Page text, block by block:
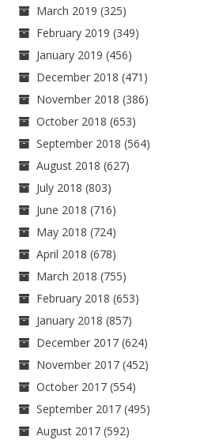
March 2019 (325)
February 2019 (349)
January 2019 (456)
December 2018 (471)
November 2018 (386)
October 2018 (653)
September 2018 (564)
August 2018 (627)
July 2018 (803)
June 2018 (716)
May 2018 (724)
April 2018 (678)
March 2018 (755)
February 2018 (653)
January 2018 (857)
December 2017 (624)
November 2017 (452)
October 2017 (554)
September 2017 (495)
August 2017 (592)